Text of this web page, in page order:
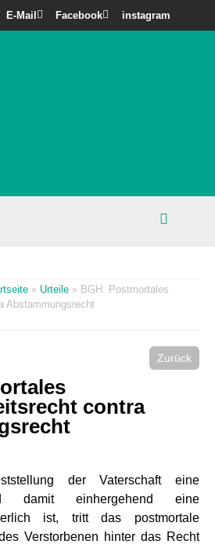
E-Mail Facebook instagram
» Urteile » BGH: Postmortales
Abstammungsrecht
Zurück
contra
der Vaterschaft eine
damit einhergehend eine
ist, tritt das postmortale
Verstorbenen hinter das Recht